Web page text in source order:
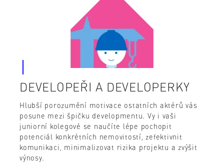
DEVELOPEŘI A DEVELOPERKY
Hlubší porozumění motivace ostatních aktérů vás
posune mezi špičku developmentu. Vy i vaši
juniorní kolegové se naučíte lépe pochopit
potenciál konkrétních nemovitostí, zefektivnit
komunikaci, minimalizovat rizika projektu a zvýšit
výnosy.